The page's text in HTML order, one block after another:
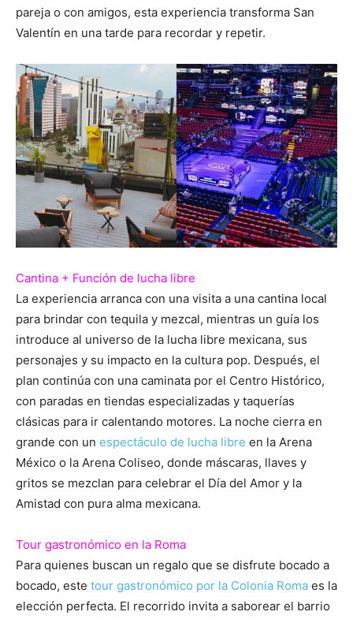
pareja o con amigos, esta experiencia transforma San
Valentín en una tarde para recordar y repetir.
Cantina + Función de lucha libre
La experiencia arranca con una visita a una cantina local
para brindar con tequila y mezcal, mientras un guía los
introduce al universo de la lucha libre mexicana, sus
personajes y su impacto en la cultura pop. Después, el
plan continúa con una caminata por el Centro Histórico,
con paradas en tiendas especializadas y taquerías
clásicas para ir calentando motores. La noche cierra en
grande con un espectáculo de lucha libre en la Arena
México o la Arena Coliseo, donde máscaras, llaves y
gritos se mezclan para celebrar el Día del Amor y la
Amistad con pura alma mexicana.
Tour gastronómico en la Roma
Para quienes buscan un regalo que se disfrute bocado a
bocado, este tour gastronómico por la Colonia Roma es la
elección perfecta. El recorrido invita a saborear el barrio